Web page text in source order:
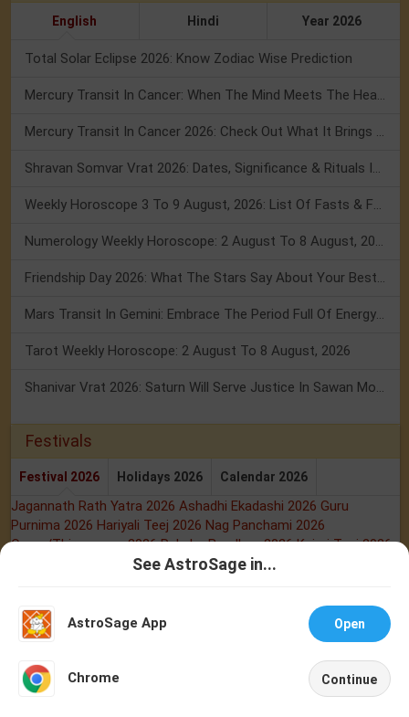
English Hindi Year 2026
Total Solar Eclipse 2026: Know Zodiac Wise Prediction
Mercury Transit In Cancer: When The Mind Meets The Heart!
Mercury Transit In Cancer 2026: Check Out What It Brings For You
Shravan Somvar Vrat 2026: Dates, Significance & Rituals In August
Weekly Horoscope 3 To 9 August, 2026: List Of Fasts & Festivals
Numerology Weekly Horoscope: 2 August To 8 August, 2026
Friendship Day 2026: What The Stars Say About Your Best Friend!
Mars Transit In Gemini: Embrace The Period Full Of Energy & Intelligence
Tarot Weekly Horoscope: 2 August To 8 August, 2026
Shanivar Vrat 2026: Saturn Will Serve Justice In Sawan Month!
Festivals
Festival 2026 Holidays 2026 Calendar 2026
Jagannath Rath Yatra 2026 Ashadhi Ekadashi 2026 Guru
Purnima 2026 Hariyali Teej 2026 Nag Panchami 2026
Onam/Thiruvonam 2026Raksha Bandhan 2026Kajari Teej 2026
Best quality gemstones with assurance of
See AstroSage in...
AstroSage App Open
Chrome Continue
Astrologer
Home Account